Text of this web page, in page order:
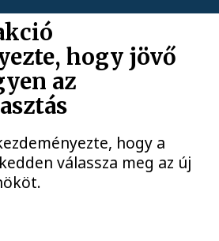
hogy jövő
az
hogy a
válassza meg az új